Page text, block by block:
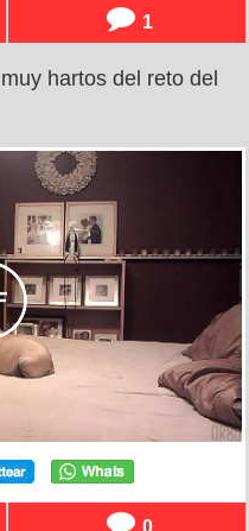
1
hartos del reto del
0